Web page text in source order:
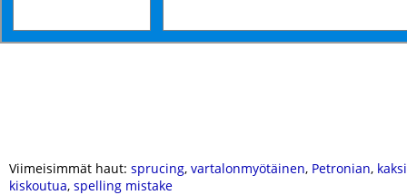
Viimeisimmät haut: sprucing, vartalonmyötäinen, Petronian,
kiskoutua, spelling mistake